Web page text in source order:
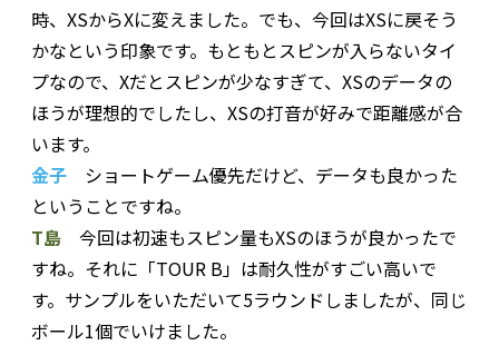
時、XSからXに変えました。でも、今回はXSに戻そう
かなという印象です。もともとスピンが入らないタイ
プなので、Xだとスピンが少なすぎて、XSのデータの
ほうが理想的でしたし、XSの打音が好みで距離感が合
います。
金子 ショートゲーム優先だけど、データも良かった
ということですね。
T島 今回は初速もスピン量もXSのほうが良かったで
すね。それに「TOUR B」は耐久性がすごい高いで
す。サンプルをいただいて5ラウンドしましたが、同じ
ボール1個でいけました。